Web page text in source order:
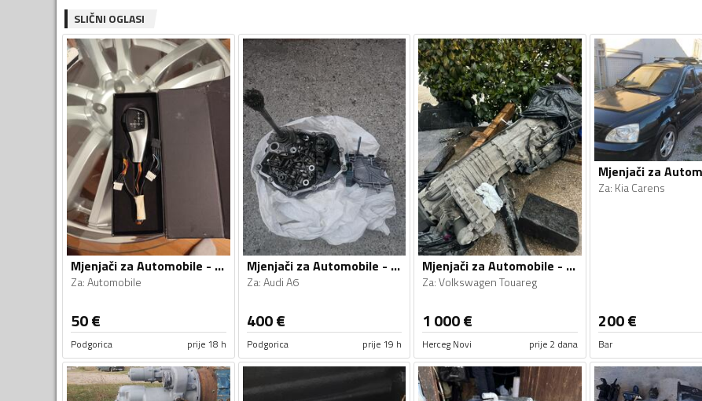
SLIČNI OGLASI
Mjenjači za Automobile - Automobile - Univerzalno
Za:Automobile
50€
Podgorica prije 18 h
Mjenjači za Automobile - Audi - A6 - 2010
Za:Audi A6
400€
Podgorica prije 19 h
Mjenjači za Automobile - Volkswagen - Touareg - 2008
Za:Volkswagen Touareg
1 000€
Herceg Novi prije 2 dana
Za: Kia Carens
200€
Bar